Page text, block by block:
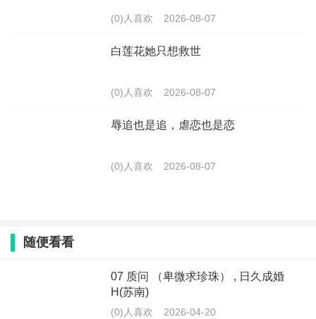
(0)人喜欢 2026-08-07
白莲花她只想救世
(0)人喜欢 2026-08-07
辱追也是追，虐恋也是恋
(0)人喜欢 2026-08-07
随便看看
07 质问 （卑微求珍珠） , 日久成婚
H(苏南)
(0)人喜欢 2026-04-20